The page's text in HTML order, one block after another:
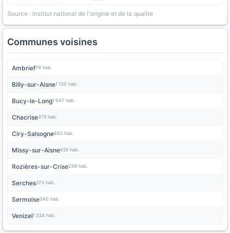
Source : Institut national de l'origine et de la qualite
Communes voisines
Ambrief79 hab.
Billy-sur-Aisne1 130 hab.
Bucy-le-Long1 947 hab.
Chacrise375 hab.
Ciry-Salsogne882 hab.
Missy-sur-Aisne625 hab.
Rozières-sur-Crise239 hab.
Serches273 hab.
Sermoise340 hab.
Venizel1 324 hab.